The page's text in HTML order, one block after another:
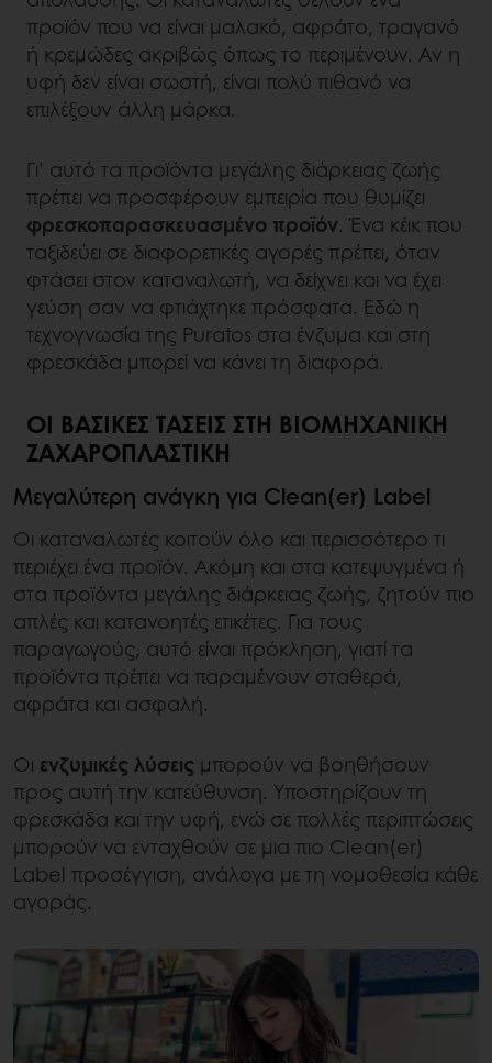
προϊόν που να είναι μαλακό, αφράτο, τραγανό
ή κρεμώδες ακριβώς όπως το περιμένουν. Αν η
υφή δεν είναι σωστή, είναι πολύ πιθανό να
επιλέξουν άλλη μάρκα.
Γι’ αυτό τα προϊόντα μεγάλης διάρκειας ζωής
πρέπει να προσφέρουν εμπειρία που θυμίζει
φρεσκοπαρασκευασμένο προϊόν. Ένα κέικ που
ταξιδεύει σε διαφορετικές αγορές πρέπει, όταν
φτάσει στον καταναλωτή, να δείχνει και να έχει
γεύση σαν να φτιάχτηκε πρόσφατα. Εδώ η
τεχνογνωσία της Puratos στα ένζυμα και στη
φρεσκάδα μπορεί να κάνει τη διαφορά.
ΟΙ ΒΑΣΙΚΈΣ ΤΆΣΕΙΣ ΣΤΗ ΒΙΟΜΗΧΑΝΙΚΉ
ΖΑΧΑΡΟΠΛΑΣΤΙΚΉ
Μεγαλύτερη ανάγκη για Clean(er) Label
Οι καταναλωτές κοιτούν όλο και περισσότερο τι
περιέχει ένα προϊόν. Ακόμη και στα κατεψυγμένα ή
στα προϊόντα μεγάλης διάρκειας ζωής, ζητούν πιο
απλές και κατανοητές ετικέτες. Για τους
παραγωγούς, αυτό είναι πρόκληση, γιατί τα
προϊόντα πρέπει να παραμένουν σταθερά,
αφράτα και ασφαλή.
Οι ενζυμικές λύσεις μπορούν να βοηθήσουν
προς αυτή την κατεύθυνση. Υποστηρίζουν τη
φρεσκάδα και την υφή, ενώ σε πολλές περιπτώσεις
μπορούν να ενταχθούν σε μια πιο Clean(er)
Label προσέγγιση, ανάλογα με τη νομοθεσία κάθε
αγοράς.